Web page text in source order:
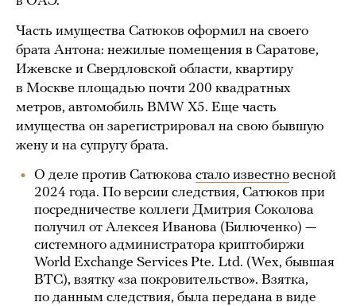
Часть имущества Сатюков оформил на своего
брата Антона: нежилые помещения в Саратове,
Ижевске и Свердловской области, квартиру
в Москве площадью почти 200 квадратных
метров, автомобиль BMW X5. Еще часть
имущества он зарегистрировал на свою бывшую
жену и на супругу брата.
О деле против Сатюкова стало известно весной
2024 года. По версии следствия, Сатюков при
посредничестве коллеги Дмитрия Соколова
получил от Алексея Иванова (Билюченко) —
системного администратора криптобиржи
World Exchange Services Pte. Ltd. (Wex, бывшая
BTC), взятку «за покровительство». Взятка,
по данным следствия, была передана в виде